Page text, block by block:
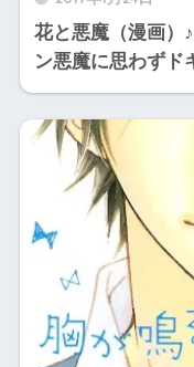
花と悪魔（漫画）
ン悪魔に思わずド